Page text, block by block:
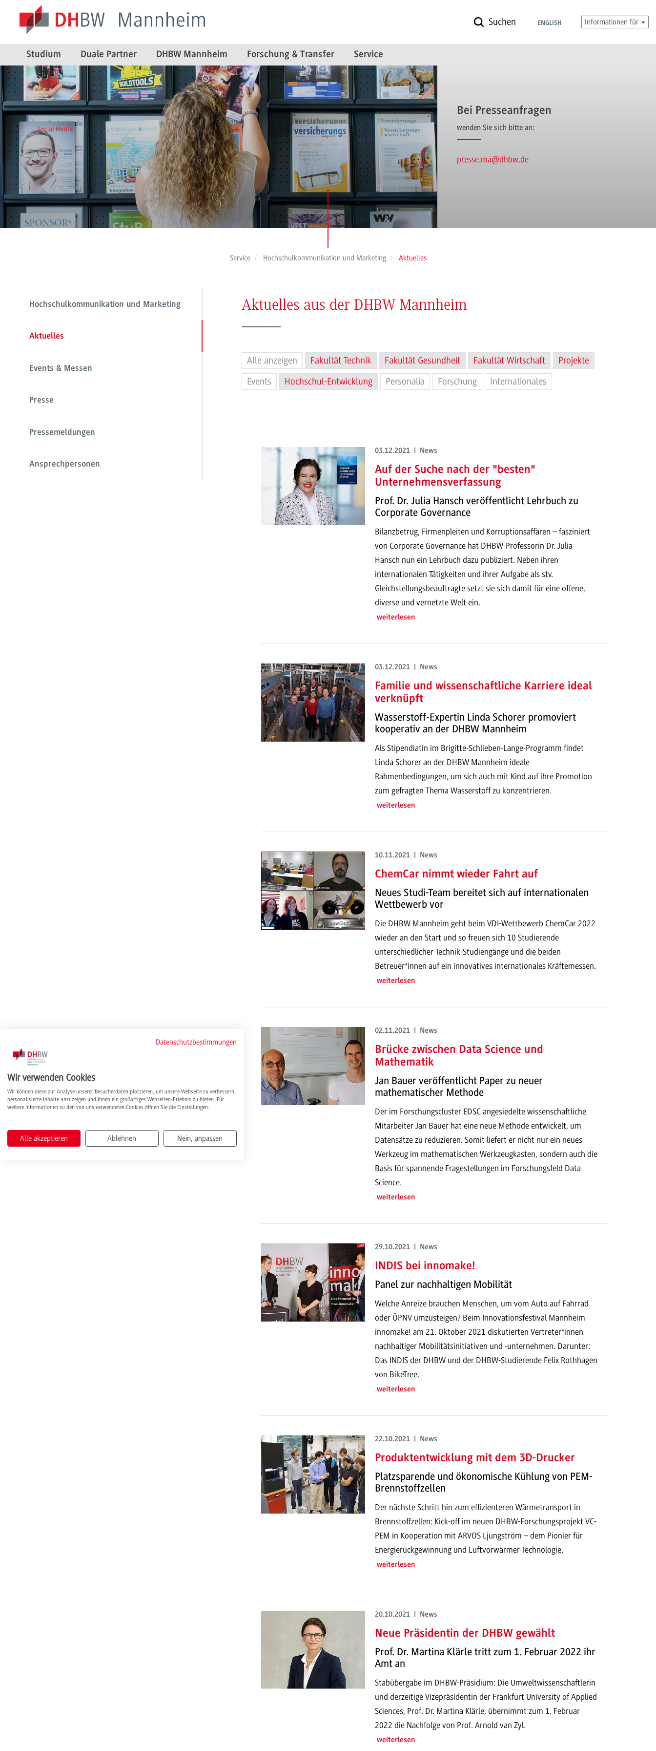
Suchen ENGLISH Informationen für
Studium Duale Partner DHBW Mannheim Forschung & Transfer Service
Bei Presseanfragen
wenden Sie sich bitte an:
presse.ma@dhbw.de
Service Hochschulkommunikation und Marketing Aktuelles
Hochschulkommunikation und Marketing
Aktuelles
Events & Messen
Presse
Pressemeldungen
Ansprechpersonen
Aktuelles aus der DHBW Mannheim
Alle anzeigen Fakultät Technik Fakultät Gesundheit Fakultät Wirtschaft
Projekte
Events
Hochschul-Entwicklung Personalia Forschung Internationales
03.12.2021 | News
Auf der Suche nach der "besten"
Unternehmensverfassung
Prof. Dr. Julia Hansch veröffentlicht Lehrbuch zu
Corporate Governance
Bilanzbetrug, Firmenpleiten und Korruptionsaffären – fasziniert
von Corporate Governance hat DHBW-Professorin Dr. Julia
Hansch nun ein Lehrbuch dazu publiziert. Neben ihren
internationalen Tätigkeiten und ihrer Aufgabe als stv.
Gleichstellungsbeauftragte setzt sie sich damit für eine offene,
diverse und vernetzte Welt ein.
weiterlesen
03.12.2021 | News
Familie und wissenschaftliche Karriere ideal
verknüpft
Wasserstoff-Expertin Linda Schorer promoviert
kooperativ an der DHBW Mannheim
Als Stipendiatin im Brigitte-Schlieben-Lange-Programm findet
Linda Schorer an der DHBW Mannheim ideale
Rahmenbedingungen, um sich auch mit Kind auf ihre Promotion
zum gefragten Thema Wasserstoff zu konzentrieren.
weiterlesen
10.11.2021 | News
ChemCar nimmt wieder Fahrt auf
Neues Studi-Team bereitet sich auf internationalen
Wettbewerb vor
Die DHBW Mannheim geht beim VDI-Wettbewerb ChemCar 2022
wieder an den Start und so freuen sich 10 Studierende
unterschiedlicher Technik-Studiengänge und die beiden
Betreuer*innen auf ein innovatives internationales Kräftemessen.
weiterlesen
02.11.2021 | News
Brücke zwischen Data Science und
Mathematik
Jan Bauer veröffentlicht Paper zu neuer
mathematischer Methode
Der im Forschungscluster EDSC angesiedelte wissenschaftliche
Mitarbeiter Jan Bauer hat eine neue Methode entwickelt, um
Datensätze zu reduzieren. Somit liefert er nicht nur ein neues
Werkzeug im mathematischen Werkzeugkasten, sondern auch die
Basis für spannende Fragestellungen im Forschungsfeld Data
Science.
weiterlesen
29.10.2021 | News
INDIS bei innomake!
Panel zur nachhaltigen Mobilität
Welche Anreize brauchen Menschen, um vom Auto auf Fahrrad
oder ÖPNV umzusteigen? Beim Innovationsfestival Mannheim
innomake! am 21. Oktober 2021 diskutierten Vertreter*innen
nachhaltiger Mobilitätsinitiativen und -unternehmen. Darunter:
Das INDIS der DHBW und der DHBW-Studierende Felix Rothhagen
von BikeTree.
weiterlesen
22.10.2021 | News
Produktentwicklung mit dem 3D-Drucker
Platzsparende und ökonomische Kühlung von PEM-
Brennstoffzellen
Der nächste Schritt hin zum effizienteren Wärmetransport in
Brennstoffzellen: Kick-off im neuen DHBW-Forschungsprojekt VC-
PEM in Kooperation mit ARVOS Ljungström – dem Pionier für
Energierückgewinnung und Luftvorwärmer-Technologie.
weiterlesen
20.10.2021 | News
Neue Präsidentin der DHBW gewählt
Prof. Dr. Martina Klärle tritt zum 1. Februar 2022 ihr
Amt an
Stabübergabe im DHBW-Präsidium: Die Umweltwissenschaftlerin
und derzeitige Vizepräsidentin der Frankfurt University of Applied
Sciences, Prof. Dr. Martina Klärle, übernimmt zum 1. Februar
2022 die Nachfolge von Prof. Arnold van Zyl.
weiterlesen
Datenschutzbestimmungen
Wir verwenden Cookies
Wir können diese zur Analyse unserer Besucherdaten platzieren, um unsere Webseite zu verbessern,
personalisierte Inhalte anzuzeigen und Ihnen ein großartiges Webseiten-Erlebnis zu bieten. Für
weitere Informationen zu den von uns verwendeten Cookies öffnen Sie die Einstellungen.
Alle akzeptieren Ablehnen Nein, anpassen